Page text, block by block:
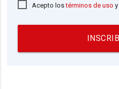
Acepto lostérminos de uso